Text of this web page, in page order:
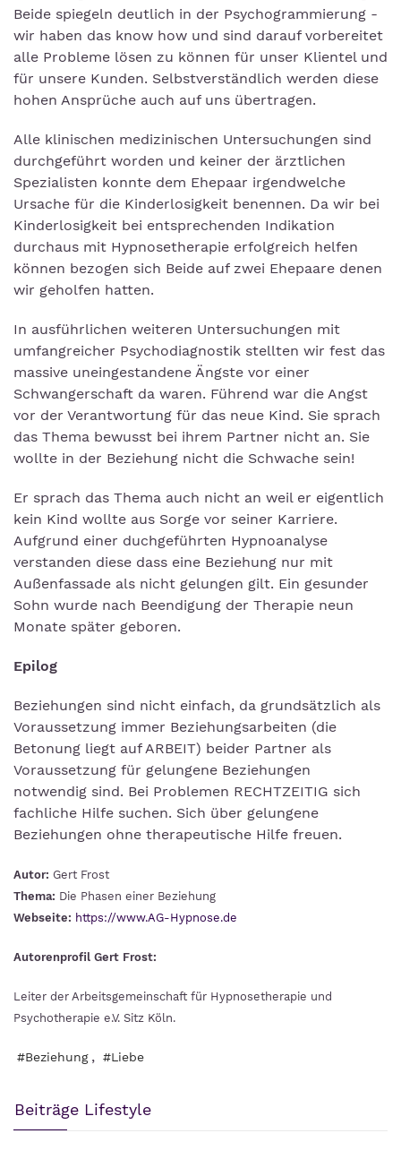
Beide spiegeln deutlich in der Psychogrammierung -
wir haben das know how und sind darauf vorbereitet
alle Probleme lösen zu können für unser Klientel und
für unsere Kunden. Selbstverständlich werden diese
hohen Ansprüche auch auf uns übertragen.
Alle klinischen medizinischen Untersuchungen sind
durchgeführt worden und keiner der ärztlichen
Spezialisten konnte dem Ehepaar irgendwelche
Ursache für die Kinderlosigkeit benennen. Da wir bei
Kinderlosigkeit bei entsprechenden Indikation
durchaus mit Hypnosetherapie erfolgreich helfen
können bezogen sich Beide auf zwei Ehepaare denen
wir geholfen hatten.
In ausführlichen weiteren Untersuchungen mit
umfangreicher Psychodiagnostik stellten wir fest das
massive uneingestandene Ängste vor einer
Schwangerschaft da waren. Führend war die Angst
vor der Verantwortung für das neue Kind. Sie sprach
das Thema bewusst bei ihrem Partner nicht an. Sie
wollte in der Beziehung nicht die Schwache sein!
Er sprach das Thema auch nicht an weil er eigentlich
kein Kind wollte aus Sorge vor seiner Karriere.
Aufgrund einer duchgeführten Hypnoanalyse
verstanden diese dass eine Beziehung nur mit
Außenfassade als nicht gelungen gilt. Ein gesunder
Sohn wurde nach Beendigung der Therapie neun
Monate später geboren.
Epilog
Beziehungen sind nicht einfach, da grundsätzlich als
Voraussetzung immer Beziehungsarbeiten (die
Betonung liegt auf ARBEIT) beider Partner als
Voraussetzung für gelungene Beziehungen
notwendig sind. Bei Problemen RECHTZEITIG sich
fachliche Hilfe suchen. Sich über gelungene
Beziehungen ohne therapeutische Hilfe freuen.
Autor: Gert Frost
Thema: Die Phasen einer Beziehung
Webseite: https://www.AG-Hypnose.de
Autorenprofil Gert Frost:
Leiter der Arbeitsgemeinschaft für Hypnosetherapie und
Psychotherapie e.V. Sitz Köln.
#Beziehung , #Liebe
Beiträge Lifestyle